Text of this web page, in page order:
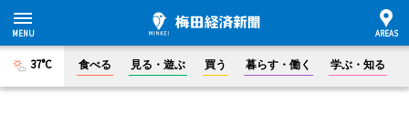
37°C 食べる 見る・遊ぶ 買う 暮らす・働く 学ぶ・知る